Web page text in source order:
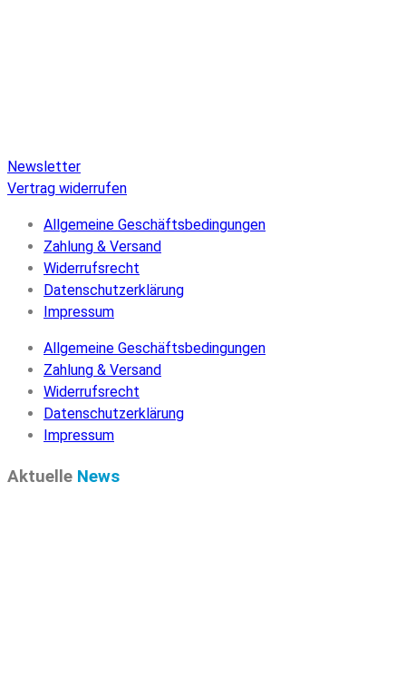
Newsletter
Vertrag widerrufen
Allgemeine Geschäftsbedingungen
Zahlung & Versand
Widerrufsrecht
Datenschutzerklärung
Impressum
Allgemeine Geschäftsbedingungen
Zahlung & Versand
Widerrufsrecht
Datenschutzerklärung
Impressum
Aktuelle News